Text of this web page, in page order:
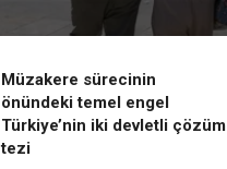
Müzakere sürecinin
önündeki temel engel
Türkiye’nin iki devletli çözüm
tezi